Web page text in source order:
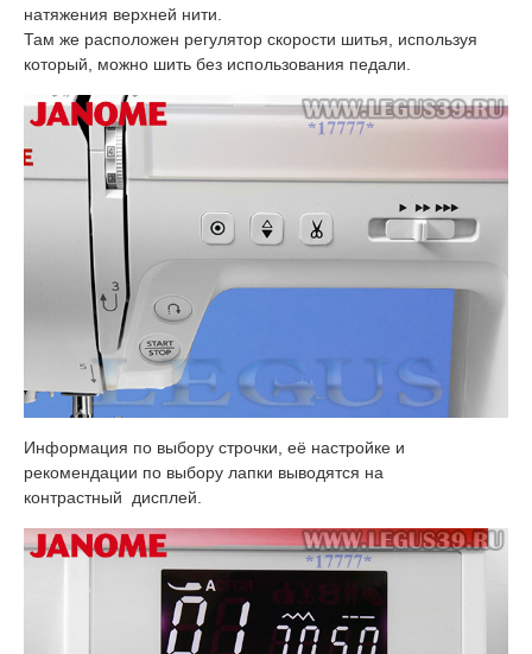
натяжения верхней нити.
Там же расположен регулятор скорости шитья, используя
который, можно шить без использования педали.
Информация по выбору строчки, её настройке и
рекомендации по выбору лапки выводятся на
контрастный дисплей.